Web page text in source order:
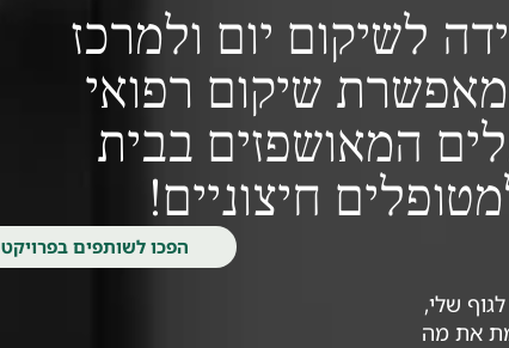
לשיקום יום ולמרכז
מאפשרת שיקום רפואי
המאושפזים בבית
חיצוניים!
הפכו לשותפים בפרויקט
שלי,
את מה